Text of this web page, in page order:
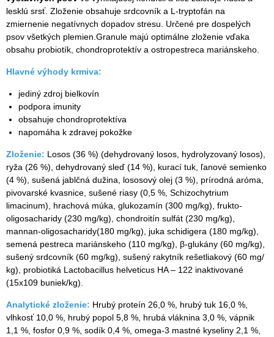
lesklú srsť. Zloženie obsahuje srdcovník a L-tryptofán na
zmiernenie negatívnych dopadov stresu. Určené pre dospelých
psov všetkých plemien.Granule majú optimálne zloženie vďaka
obsahu probiotík, chondroprotektív a ostropestreca mariánskeho.
Hlavné výhody krmiva:
jediný zdroj bielkovín
podpora imunity
obsahuje chondroprotektíva
napomáha k zdravej pokožke
Zloženie: Losos (36 %) (dehydrovaný losos, hydrolyzovaný losos),
ryža (26 %), dehydrovaný sleď (14 %), kurací tuk, ľanové semienko
(4 %), sušená jablčná dužina, lososový olej (3 %), prírodná aróma,
pivovarské kvasnice, sušené riasy (0,5 %, Schizochytrium
limacinum), hrachová múka, glukozamín (300 mg/kg), frukto-
oligosacharidy (230 mg/kg), chondroitín sulfát (230 mg/kg),
mannan-oligosacharidy(180 mg/kg), juka schidigera (180 mg/kg),
semená pestreca mariánskeho (110 mg/kg), β-glukány (60 mg/kg),
sušený srdcovník (60 mg/kg), sušený rakytník rešetliakový (60 mg/
kg), probiotiká Lactobacillus helveticus HA – 122 inaktivované
(15x109 buniek/kg).
Analytické zloženie: Hrubý proteín 26,0 %, hrubý tuk 16,0 %,
vlhkosť 10,0 %, hrubý popol 5,8 %, hrubá vláknina 3,0 %, vápnik
1,1 %, fosfor 0,9 %, sodík 0,4 %, omega-3 mastné kyseliny 2,1 %,